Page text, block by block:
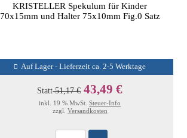
KRISTELLER Spekulum für Kinder
70x15mm und Halter 75x10mm Fig.0 Satz
Auf Lager - Lieferzeit ca. 2-5 Werktage
Statt51,17 € 43,49 €
inkl. 19 % MwSt.Steuer-Info
zzgl. Versandkosten